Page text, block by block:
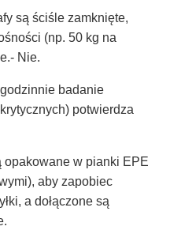
są ściśle zamknięte,
(np. 50 kg na
- Nie.
badanie
potwierdza
opakowane w pianki EPE
aby zapobiec
a dołączone są